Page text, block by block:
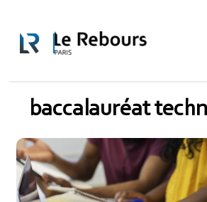
contenu

baccalauréat